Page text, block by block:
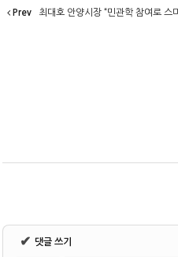
Prev 최대호 안양시장 “민관학 참여로 스
✔ 댓글 쓰기